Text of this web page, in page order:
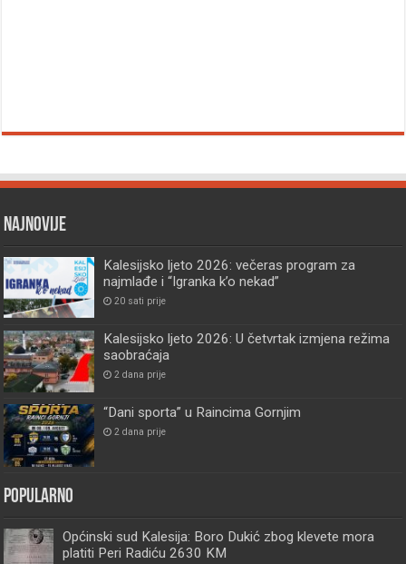
Najnovije
Kalesijsko ljeto 2026: večeras program za
najmlađe i “Igranka k’o nekad”
20 sati prije
Kalesijsko ljeto 2026: U četvrtak izmjena režima
saobraćaja
2 dana prije
“Dani sporta” u Raincima Gornjim
2 dana prije
Popularno
Općinski sud Kalesija: Boro Dukić zbog klevete mora
platiti Peri Radiću 2630 KM